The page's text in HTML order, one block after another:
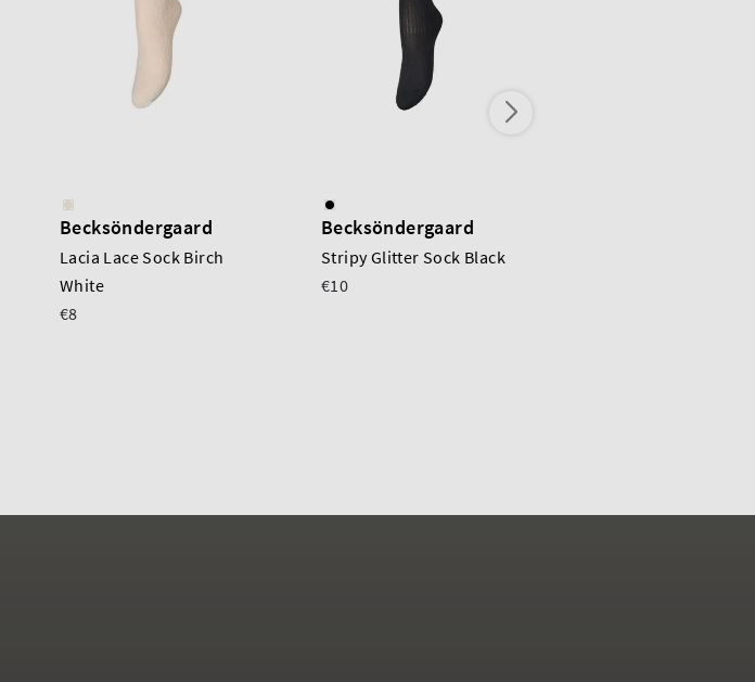
Becksöndergaard
Lacia Lace Sock Birch
White
€8
Becksöndergaard
Stripy Glitter Sock Black
€10